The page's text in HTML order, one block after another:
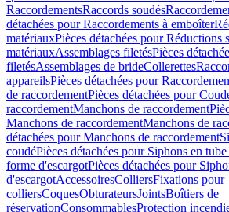
RaccordementsRaccords soudés
détachées pour Raccordements à emboîter
matériauxPièces détachées pour Réductions
matériauxAssemblages filetésPièces
filetésAssemblages de brideCollerettes
appareilsPièces détachées pour
de raccordementPièces détachées pour
raccordementManchons de raccordement
Manchons de raccordementManchons de
détachées pour Manchons de raccordement
coudéPièces détachées pour Siphons en
forme d'escargotPièces détachées pour
d'escargotAccessoiresColliersFixations pour
colliersCoquesObturateursJointsBoîtiers de
réservationConsommablesProtection